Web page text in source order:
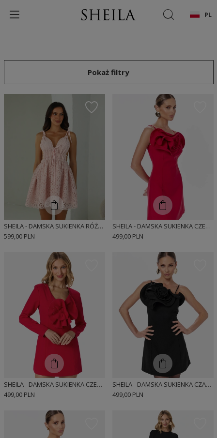
PL
Pokaż filtry
SHEILA - DAMSKA SUKIENKA RÓŻOWA W KWIATY Z PRZEZROCZYSTYMI ELEMENTAMI MINI 'ESTELLE'
599,00 PLN
SHEILA - DAMSKA SUKIENKA CZERWONA KLASYCZNA Z OZDOBNYMI FALBANAMI MINI 'HOLLYS'
499,00 PLN
SHEILA - DAMSKA SUKIENKA CZERWONA Z FALBANAMI MINI 'CAROLLE'
499,00 PLN
SHEILA - DAMSKA SUKIENKA CZARNA KLASYCZNA Z OZDOBNYMI FALBANAMI 'CRYSTAL'
499,00 PLN